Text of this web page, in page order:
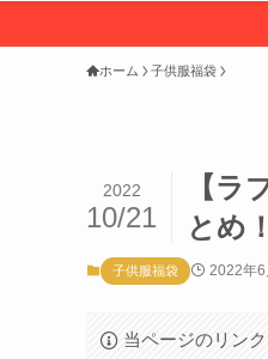
ホーム 子供服福袋
【ラ
とめ！
2022
10/21
子供服福袋 2022年6
当ページのリン